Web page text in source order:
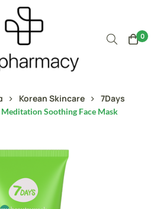
0
Korean Skincare 7Days
Soothing Face Mask